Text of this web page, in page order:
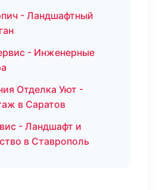
- Ландшафтный
- Инженерные
Отделка Уют -
в Саратов
- Ландшафт и
в Ставрополь